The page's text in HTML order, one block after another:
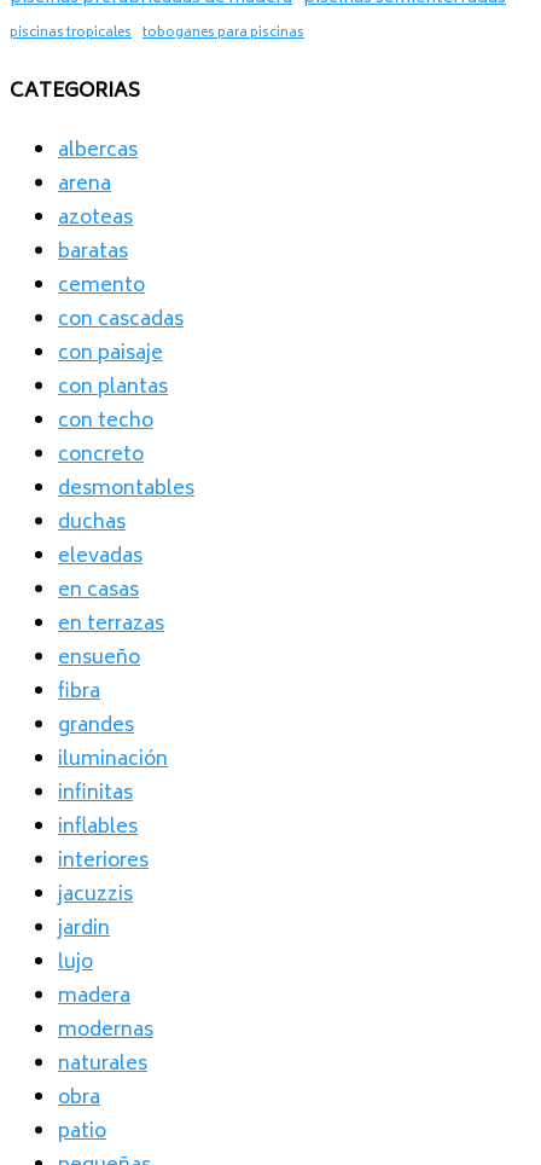
piscinas tropicales toboganes para piscinas
CATEGORIAS
albercas
arena
azoteas
baratas
cemento
con cascadas
con paisaje
con plantas
con techo
concreto
desmontables
duchas
elevadas
en casas
en terrazas
ensueño
fibra
grandes
iluminación
infinitas
inflables
interiores
jacuzzis
jardin
lujo
madera
modernas
naturales
obra
patio